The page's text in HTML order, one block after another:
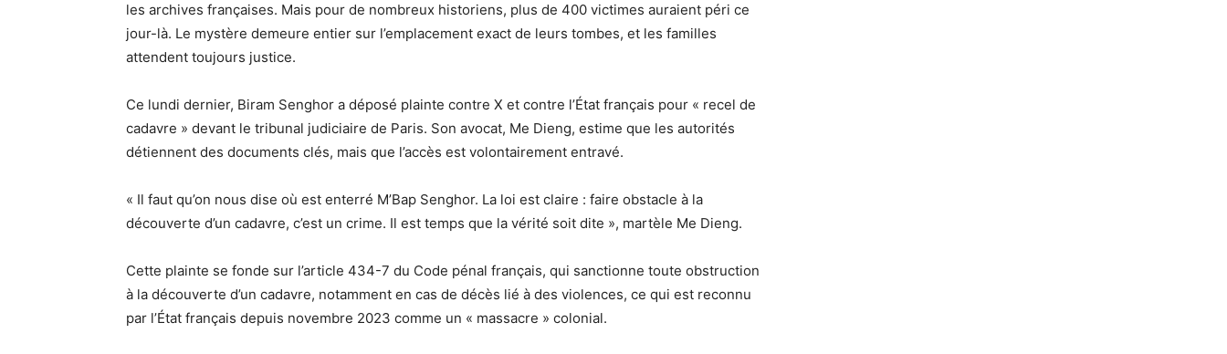
les archives françaises. Mais pour de nombreux historiens, plus de 400 victimes auraient péri ce
jour-là. Le mystère demeure entier sur l’emplacement exact de leurs tombes, et les familles
attendent toujours justice.
Ce lundi dernier, Biram Senghor a déposé plainte contre X et contre l’État français pour « recel de
cadavre » devant le tribunal judiciaire de Paris. Son avocat, Me Dieng, estime que les autorités
détiennent des documents clés, mais que l’accès est volontairement entravé.
« Il faut qu’on nous dise où est enterré M’Bap Senghor. La loi est claire : faire obstacle à la
découverte d’un cadavre, c’est un crime. Il est temps que la vérité soit dite », martèle Me Dieng.
Cette plainte se fonde sur l’article 434-7 du Code pénal français, qui sanctionne toute obstruction
à la découverte d’un cadavre, notamment en cas de décès lié à des violences, ce qui est reconnu
par l’État français depuis novembre 2023 comme un « massacre » colonial.